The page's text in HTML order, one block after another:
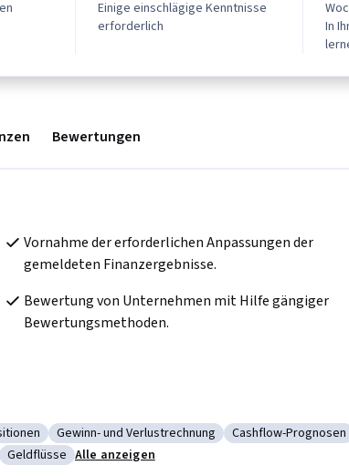
Einige einschlägige Kenntnisse
erforderlich
In
Bewertungen
Vornahme der erforderlichen Anpassungen der
gemeldeten Finanzergebnisse.
Bewertung von Unternehmen mit Hilfe gängiger
Bewertungsmethoden.
und Akquisitionen
Kategorie: Gewinn- und Verlustrechnung
Gewinn- und Verlustrechnung Kategorie:
Cashflow-Prognosen
Kategorie: Geldflüsse
Geldflüsse Alle anzeigen